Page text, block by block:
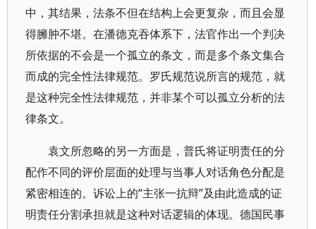
中，其结果，法条不但在结构上会更复杂，而且会显
得臃肿不堪。在潘德克吞体系下，法官作出一个判决
所依据的不会是一个孤立的条文，而是多个条文集合
而成的完全性法律规范。罗氏规范说所言的规范，就
是这种完全性法律规范，并非某个可以孤立分析的法
律条文。
袁文所忽略的另一方面是，普氏将证明责任的分
配作不同的评价层面的处理与当事人对话角色分配是
紧密相连的。诉讼上的“主张一抗辩”及由此造成的证
明责任分割承担就是这种对话逻辑的体现。德国民事